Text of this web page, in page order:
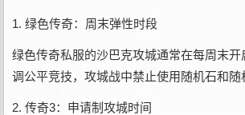
1. 绿色传奇：周末弹性时段
绿色传奇私服的沙巴克攻城通常在每周末
调公平竞技，攻城战中禁止使用随机石和
2. 传奇3：申请制攻城时间